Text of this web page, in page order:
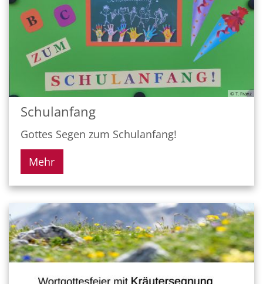
© T. Franz
Schulanfang
Gottes Segen zum Schulanfang!
Mehr